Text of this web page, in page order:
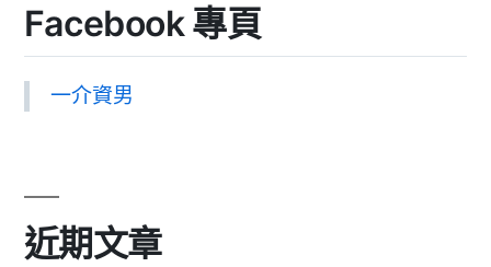
Facebook 專頁
一介資男
近期文章